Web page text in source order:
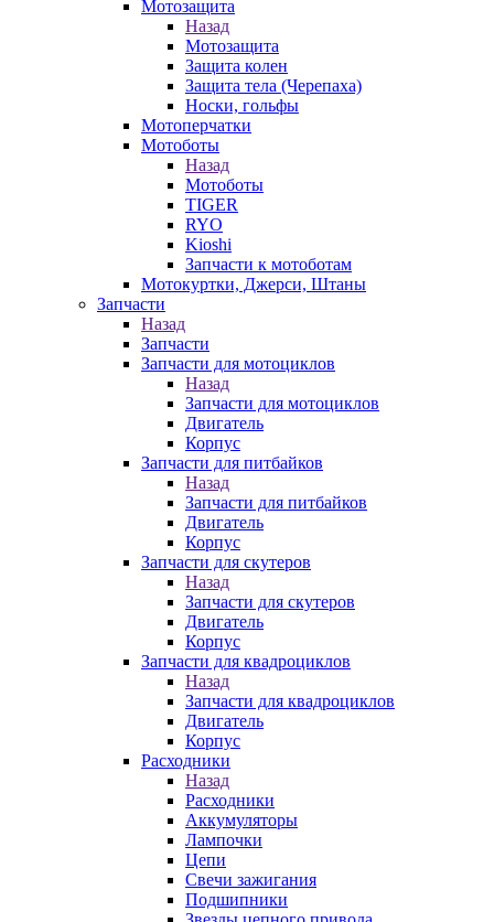
Мотозащита
Назад
Мотозащита
Защита колен
Защита тела (Черепаха)
Носки, гольфы
Мотоперчатки
Мотоботы
Назад
Мотоботы
TIGER
RYO
Kioshi
Запчасти к мотоботам
Мотокуртки, Джерси, Штаны
Запчасти
Назад
Запчасти
Запчасти для мотоциклов
Назад
Запчасти для мотоциклов
Двигатель
Корпус
Запчасти для питбайков
Назад
Запчасти для питбайков
Двигатель
Корпус
Запчасти для скутеров
Назад
Запчасти для скутеров
Двигатель
Корпус
Запчасти для квадроциклов
Назад
Запчасти для квадроциклов
Двигатель
Корпус
Расходники
Назад
Расходники
Аккумуляторы
Лампочки
Цепи
Свечи зажигания
Подшипники